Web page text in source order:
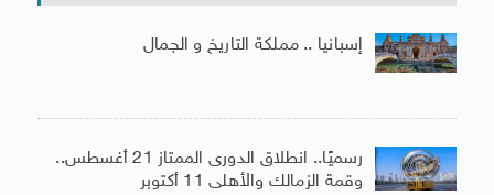
إسبانيا .. مملكة التاريخ و الجمال
رسميًا.. انطلاق الدورى الممتاز 21 أغسطس..
وقمة الزمالك والأهلى 11 أكتوبر